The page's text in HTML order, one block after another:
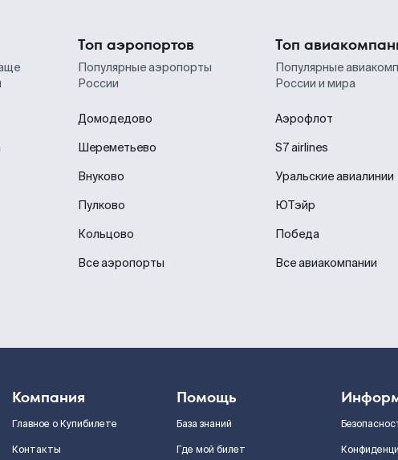
Топ аэропортов
Популярные аэропорты
России
Домодедово
Шереметьево
Внуково
Пулково
Кольцово
Все аэропорты
Топ
Популярные
России и мира
Аэрофлот
S7 airlines
Уральские авиалинии
ЮТэйр
Победа
Все авиакомпании
Компания
Главное о Купибилете
Контакты
Помощь
База знаний
Где мой билет